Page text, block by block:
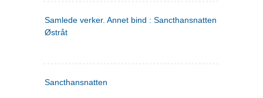
Samlede verker. Annet bind : Sancthansnatten ; Fru Inger
Østråt
Sancthansnatten